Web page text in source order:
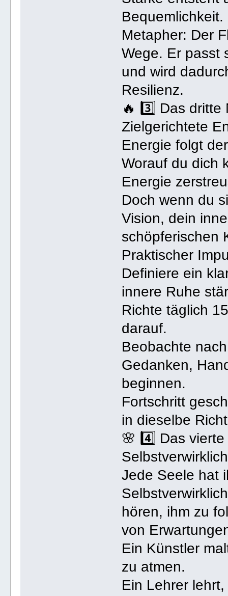
Bequemlichkeit.
Metapher: Der
Wege. Er passt
und wird
Resilienz.
🔥 3️⃣ Das
Zielgerichtete
Energie folgt
Worauf du dich
Energie
Doch wenn du
Vision, dein
schöpferischen
Praktischer
Definiere ein
innere Ruhe
Richte täglich
darauf.
Beobachte
Gedanken,
beginnen.
Fortschritt
in dieselbe
🌸 4️⃣ Das
Jede Seele hat
hören, ihm zu
von
Ein Künstler
zu atmen.
Ein Lehrer